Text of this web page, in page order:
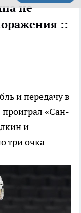
не
::
и передачу в
проиграл «Сан-
и
три очка